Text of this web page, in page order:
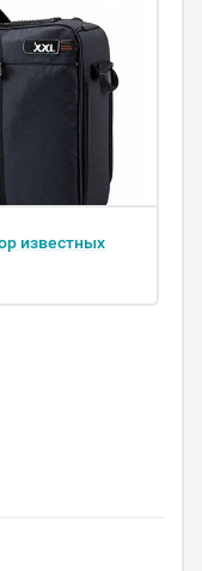
известных